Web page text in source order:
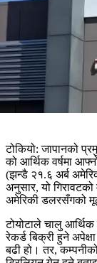
टोकियो: जापानको
को आर्थिक वर्षमा
(झन्डै २१.६ अर्ब
अनुसार, यो
अमेरिकी डलरसँगको
टोयोटाले चालु आर्थिक
रेकर्ड बिक्री हुने
बढी हो। तर,